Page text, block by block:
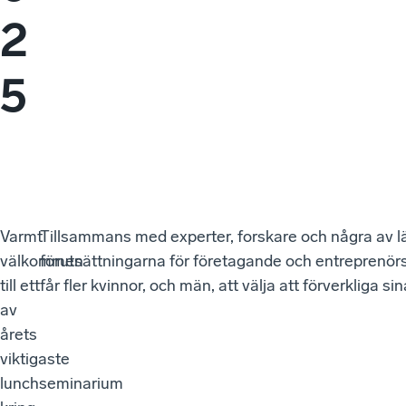
2
5
Varmt
välkommen
till ett
av
årets
viktigaste
lunchseminarium
Tillsammans med experter, forskare och några
förutsättningarna för företagande och
får fler kvinnor, och män, att välja att förverkliga